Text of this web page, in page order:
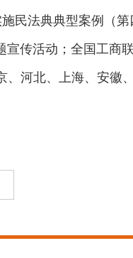
民法典典型案例（
宣传活动；全国工商
河北、上海、安徽